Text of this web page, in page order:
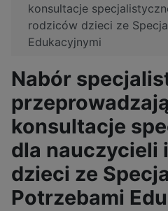
konsultacje
rodziców dzieci ze
Edukacyjnymi
Nabór
konsultacje
dla nauczycieli
dzieci ze
Potrzebami